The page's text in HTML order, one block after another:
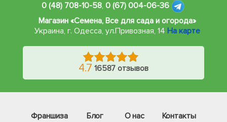
0 (48) 708-10-58, 0 (67) 004-06-36
Магазин «Семена, Все для сада и огорода»
Украина, г. Одесса, ул.Привозная, 14 На карте
4.7 16587 отзывов
Франшиза Блог О нас
Контакты